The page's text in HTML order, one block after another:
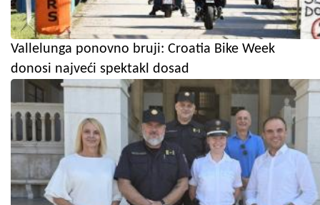
Vallelunga ponovno bruji: Croatia Bike Week
donosi najveći spektakl dosad